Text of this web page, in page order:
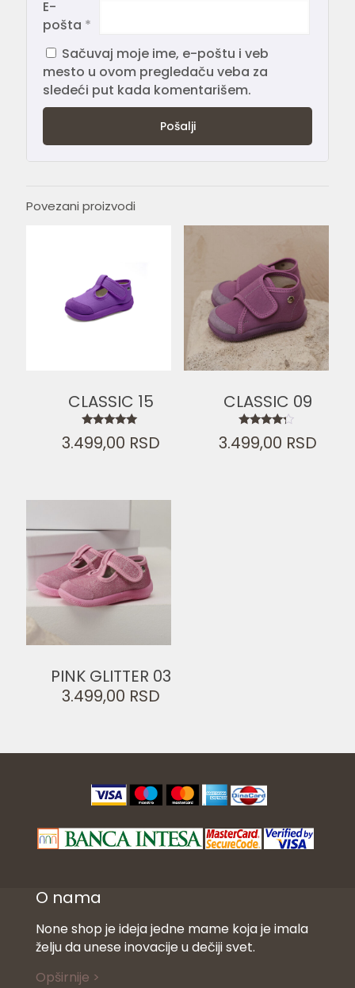
E-
pošta *
Sačuvaj moje ime, e-poštu i veb
mesto u ovom pregledaču veba za
sledeći put kada komentarišem.
Povezani proizvodi
CLASSIC 15
Ocenjeno
sa
3.499,00 RSD
CLASSIC 09
Ocenjeno
sa
3.499,00 RSD
PINK GLITTER 03
3.499,00 RSD
O nama
None shop je ideja jedne mame koja je imala
želju da unese inovacije u dečiji svet.
Opširnije >